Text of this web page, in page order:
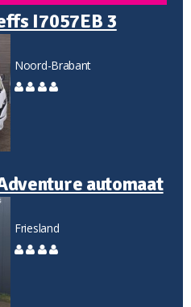
I7057EB 3
Noord-Brabant
automaat
Friesland